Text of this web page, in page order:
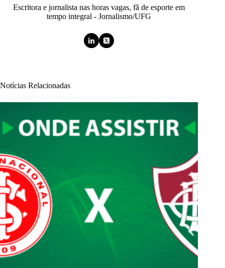
Escritora e jornalista nas horas vagas, fã de esporte em
tempo integral - Jornalismo/UFG
Notícias Relacionadas